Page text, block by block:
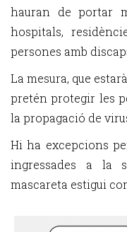
hauran de portar
hospitals,
persones amb
La mesura, que
pretén protegir les
la propagació de
Hi ha excepcions
ingressades a la
mascareta estigui